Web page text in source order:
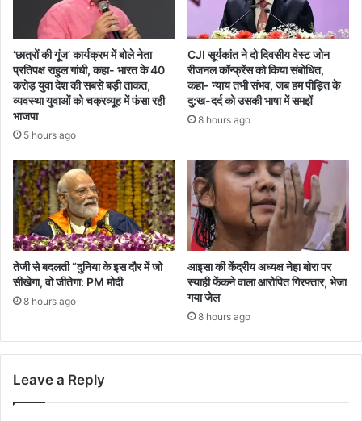
‘छात्रों की गूंज’ कार्यक्रम में बोले नेता
प्रतिपक्ष राहुल गांधी, कहा- भारत के 40
करोड़ युवा देश की सबसे बड़ी ताकत,
व्यवस्था युवाओं को चक्रव्यूह में फंसा रही
भाजपा
5 hours ago
CJI सूर्यकांत ने दो दिवसीय वेस्ट जोन
रीजनल कॉन्फ्रेंस को किया संबोधित,
कहा- न्याय तभी संभव, जब हम पीड़ित के
दु:ख-दर्द को उसकी भाषा में समझें
8 hours ago
तेजी से बदलती “दुनिया के इस दौर में जो
सीखेगा, वो जीतेगा: PM मोदी
8 hours ago
आइसा की केंद्रीय अध्यक्ष नेहा बोरा पर
स्याही फेंकने वाला आरोपित गिरफ्तार, भेजा
गया जेल
8 hours ago
Leave a Reply